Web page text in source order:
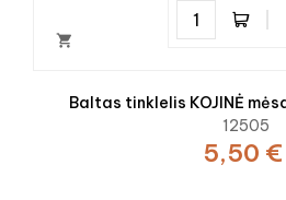

Baltas tinklelis KOJINĖ
12505
5,50 €